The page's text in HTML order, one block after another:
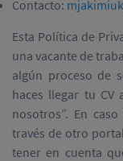
Contacto:
Esta Política de
una vacante de
algún proceso de
haces llegar tu CV
nosotros”. En
través de otro
tener en cuenta